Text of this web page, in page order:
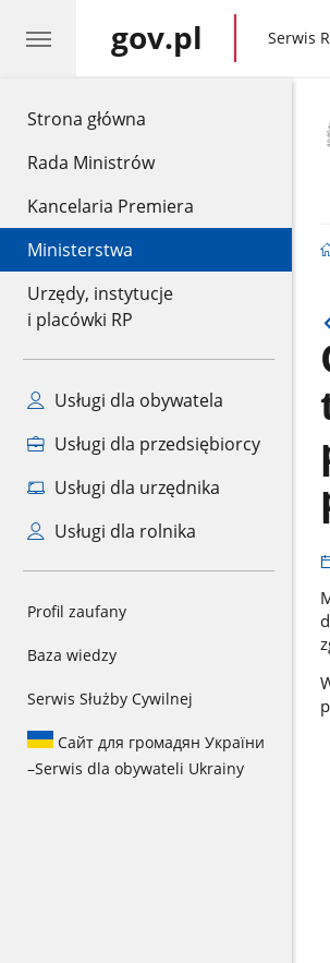
Strona główna
Rada Ministrów
Kancelaria Premiera
Ministerstwa
Urzędy, instytucje
i placówki RP
Usługi dla obywatela
Usługi dla przedsiębiorcy
Usługi dla urzędnika
Usługi dla rolnika
Profil zaufany
Baza wiedzy
Serwis Służby Cywilnej
Сайт для громадян України
–Serwis dla obywateli Ukrainy
gov.pl gov.pl
Serwis